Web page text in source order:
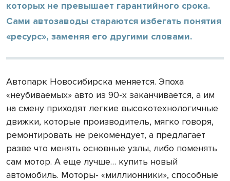
которых не превышает гарантийного срока.
Сами автозаводы стараются избегать понятия
«ресурс», заменяя его другими словами.
Автопарк Новосибирска меняется. Эпоха
«неубиваемых» авто из 90-х заканчивается, а им
на смену приходят легкие высокотехнологичные
движки, которые производитель, мягко говоря,
ремонтировать не рекомендует, а предлагает
разве что менять основные узлы, либо поменять
сам мотор. А еще лучше… купить новый
автомобиль. Моторы- «миллионники», способные